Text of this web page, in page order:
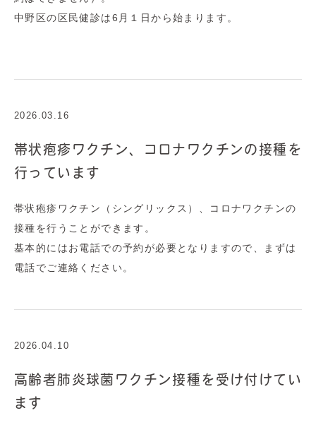
中野区の区民健診は6月１日から始まります。
2026.03.16
帯状疱疹ワクチン、コロナワクチンの接種を
行っています
帯状疱疹ワクチン（シングリックス）、コロナワクチンの
接種を行うことができます。
基本的にはお電話での予約が必要となりますので、まずは
電話でご連絡ください。
2026.04.10
高齢者肺炎球菌ワクチン接種を受け付けてい
ます